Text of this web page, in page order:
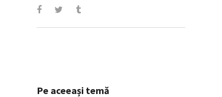
Pe aceeași temă